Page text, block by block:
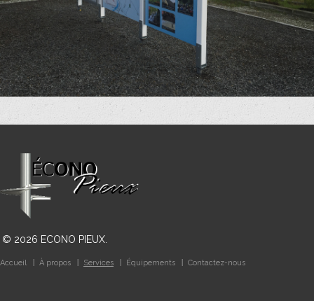
© 2026 ECONO PIEUX
Accueil À propos Services Équipements Contactez-nous